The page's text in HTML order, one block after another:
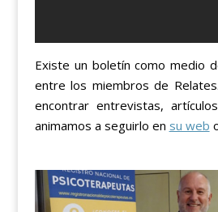
Existe un boletín como medio
entre los miembros de
encontrar entrevistas,
animamos a seguirlo en su web